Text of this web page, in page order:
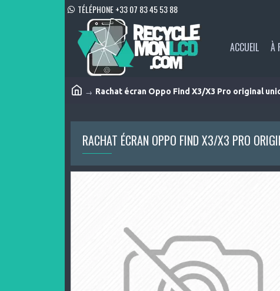
TÉLÉPHONE +33 07 83 45 53 88
ACCUEIL À
Rachat écran Oppo Find X3/X3 Pro original
RACHAT ÉCRAN OPPO FIND X3/X3 PRO